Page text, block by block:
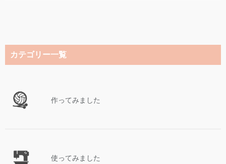
カテゴリー一覧
作ってみました
使ってみました